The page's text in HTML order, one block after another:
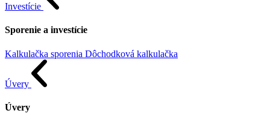
Investície
Sporenie a investície
Kalkulačka sporenia Dôchodková kalkulačka
Úvery
Úvery